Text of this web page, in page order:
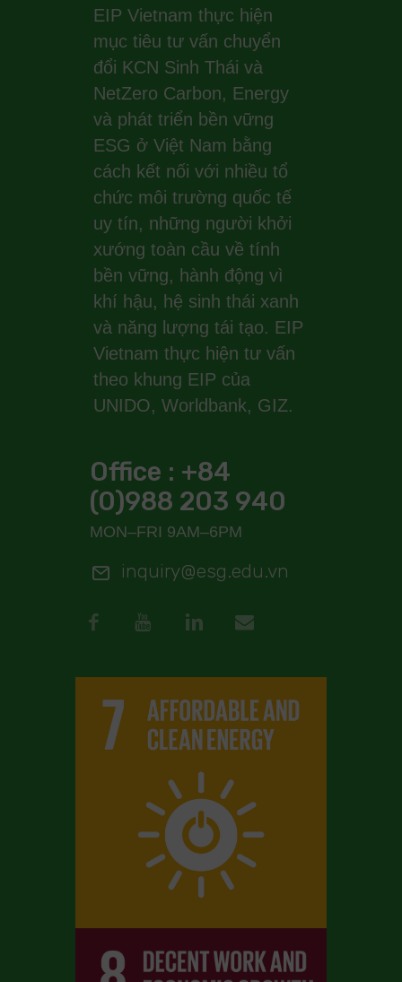
EIP Vietnam thực hiện
mục tiêu tư vấn chuyển
đổi KCN Sinh Thái và
NetZero Carbon, Energy
và phát triển bền vững
ESG ở Việt Nam bằng
cách kết nối với nhiều tổ
chức môi trường quốc tế
uy tín, những người khởi
xướng toàn cầu về tính
bền vững, hành động vì
khí hậu, hệ sinh thái xanh
và năng lượng tái tạo. EIP
Vietnam thực hiện tư vấn
theo khung EIP của
UNIDO, Worldbank, GIZ.
Office : +84
(0)988 203 940
MON–FRI 9AM–6PM
inquiry@esg.edu.vn